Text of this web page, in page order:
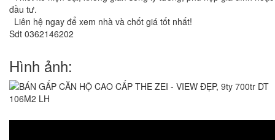
đầu tư.
Liên hệ ngay để xem nhà và chốt giá tốt nhất!
Sdt 0362146202
Hình ảnh: